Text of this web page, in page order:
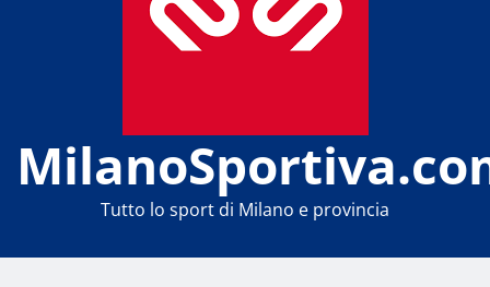
Tutto lo sport di Milano e provincia